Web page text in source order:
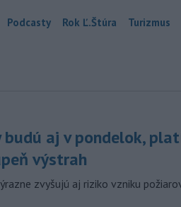
Podcasty Rok Ľ.Štúra Turizmus
budú aj v pondelok,
výstrah
zvyšujú aj riziko vzniku